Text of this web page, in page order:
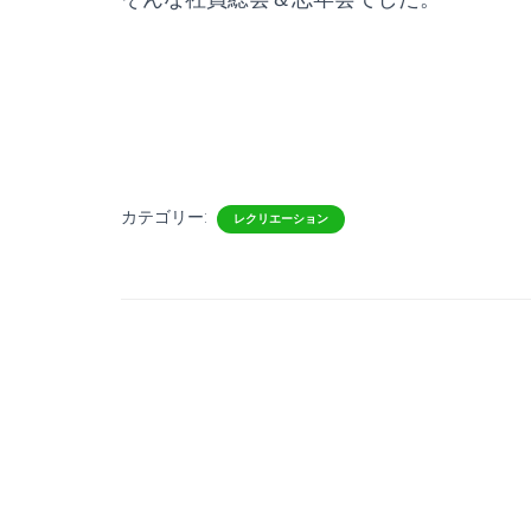
カテゴリー: レクリエーション